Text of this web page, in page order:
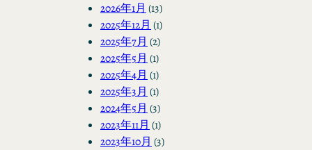
2026年1月 (13)
2025年12月 (1)
2025年7月 (2)
2025年5月 (1)
2025年4月 (1)
2025年3月 (1)
2024年5月 (3)
2023年11月 (1)
2023年10月 (3)